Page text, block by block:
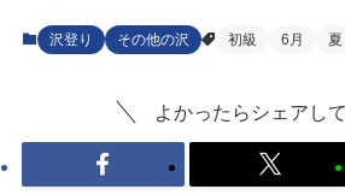
沢登り その他の沢 初級 6月 夏
よかったらシェアして